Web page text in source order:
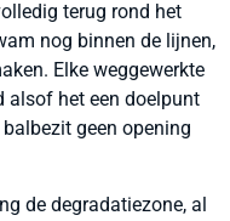
terug rond het
nog binnen de lijnen,
Elke weggewerkte
alsof het een doelpunt
geen opening
de degradatiezone, al